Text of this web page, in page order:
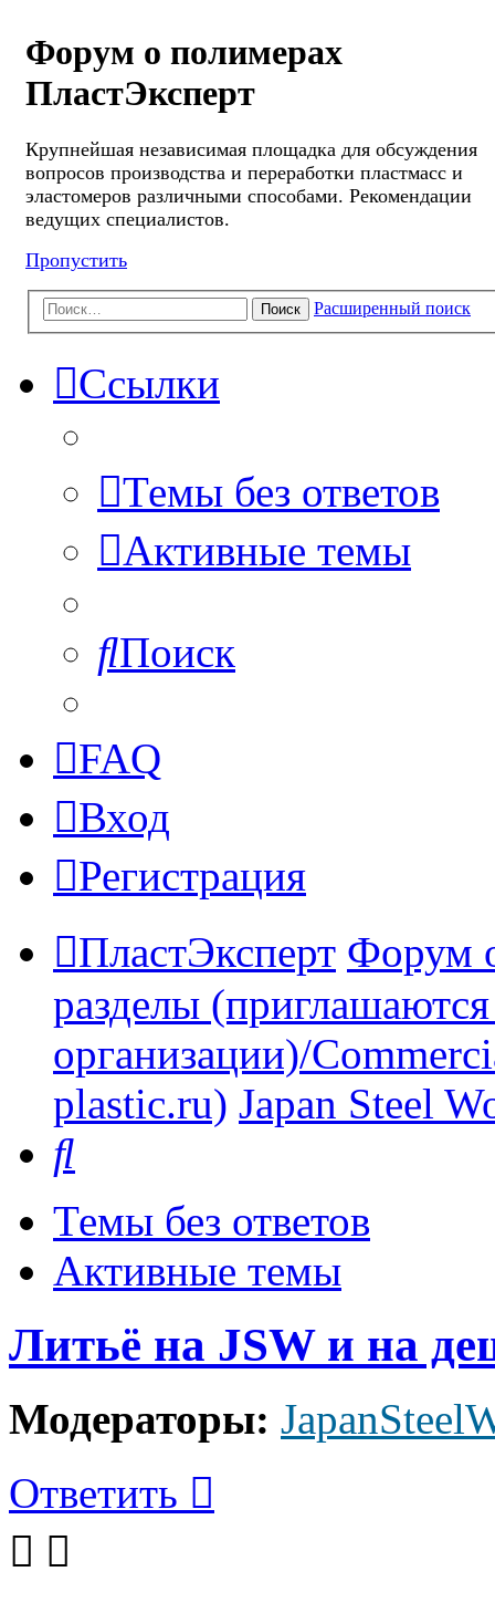
Форум о полимерах
ПластЭксперт
Крупнейшая независимая площадка для обсуждения
вопросов производства и переработки пластмасс и
эластомеров различными способами. Рекомендации
ведущих специалистов.
Пропустить
Поиск Расширенный поиск
Ссылки
Темы без ответов
Активные темы
Поиск
FAQ
Вход
Регистрация
ПластЭксперт Форум
разделы
организации)/
plastic.ru) Japan Steel
Темы без ответов
Активные темы
Литьё на JSW и на
Модераторы:
Ответить